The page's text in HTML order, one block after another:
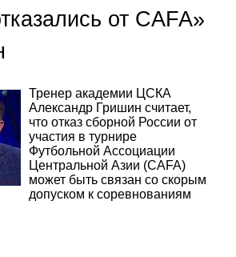
от CAFA»
Тренер академии ЦСКА
Александр Гришин считает,
что отказ сборной России от
участия в турнире
Футбольной Ассоциации
Центральной Азии (CAFA)
может быть связан со скорым
допуском к соревнованиям